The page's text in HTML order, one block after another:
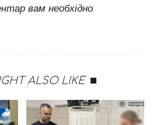
вам необхідно
ALSO LIKE